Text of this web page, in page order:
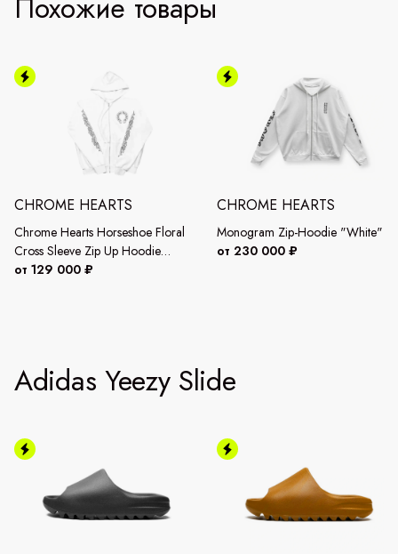
Похожие товары
CHROME HEARTS
Chrome Hearts Horseshoe Floral
Cross Sleeve Zip Up Hoodie
"White"
от 129 000 ₽
CHROME HEARTS
Monogram Zip-Hoodie "White"
от 230 000 ₽
Adidas Yeezy Slide